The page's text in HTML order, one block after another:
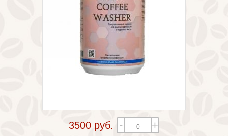
3500 руб. - +